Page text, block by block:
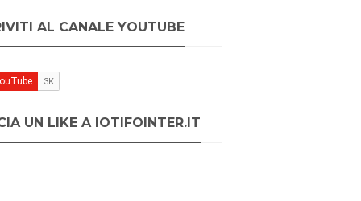
AL CANALE YOUTUBE
UN LIKE A IOTIFOINTER.IT